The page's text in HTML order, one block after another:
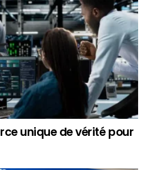
unique de vérité pour